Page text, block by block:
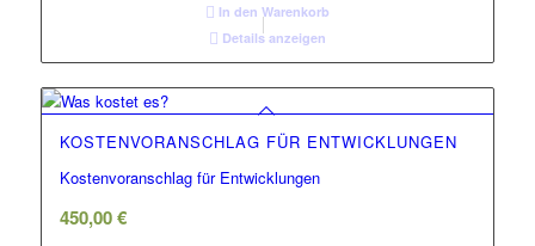
In den Warenkorb
Details anzeigen
KOSTENVORANSCHLAG FÜR ENTWICKLUNGEN
Kostenvoranschlag für Entwicklungen
450,00€